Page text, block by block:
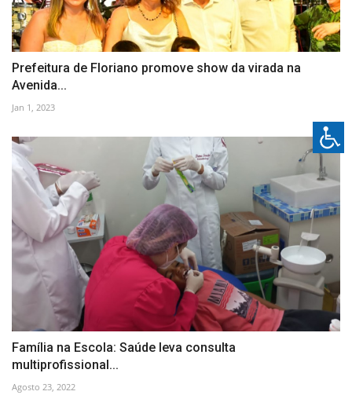
Prefeitura de Floriano promove show da virada na
Avenida...
Jan 1, 2023
Família na Escola: Saúde leva consulta
multiprofissional...
Agosto 23, 2022